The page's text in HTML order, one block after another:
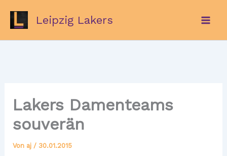
springen
Leipzig Lakers
Lakers Damenteams
souverän
Von aj / 30.01.2015